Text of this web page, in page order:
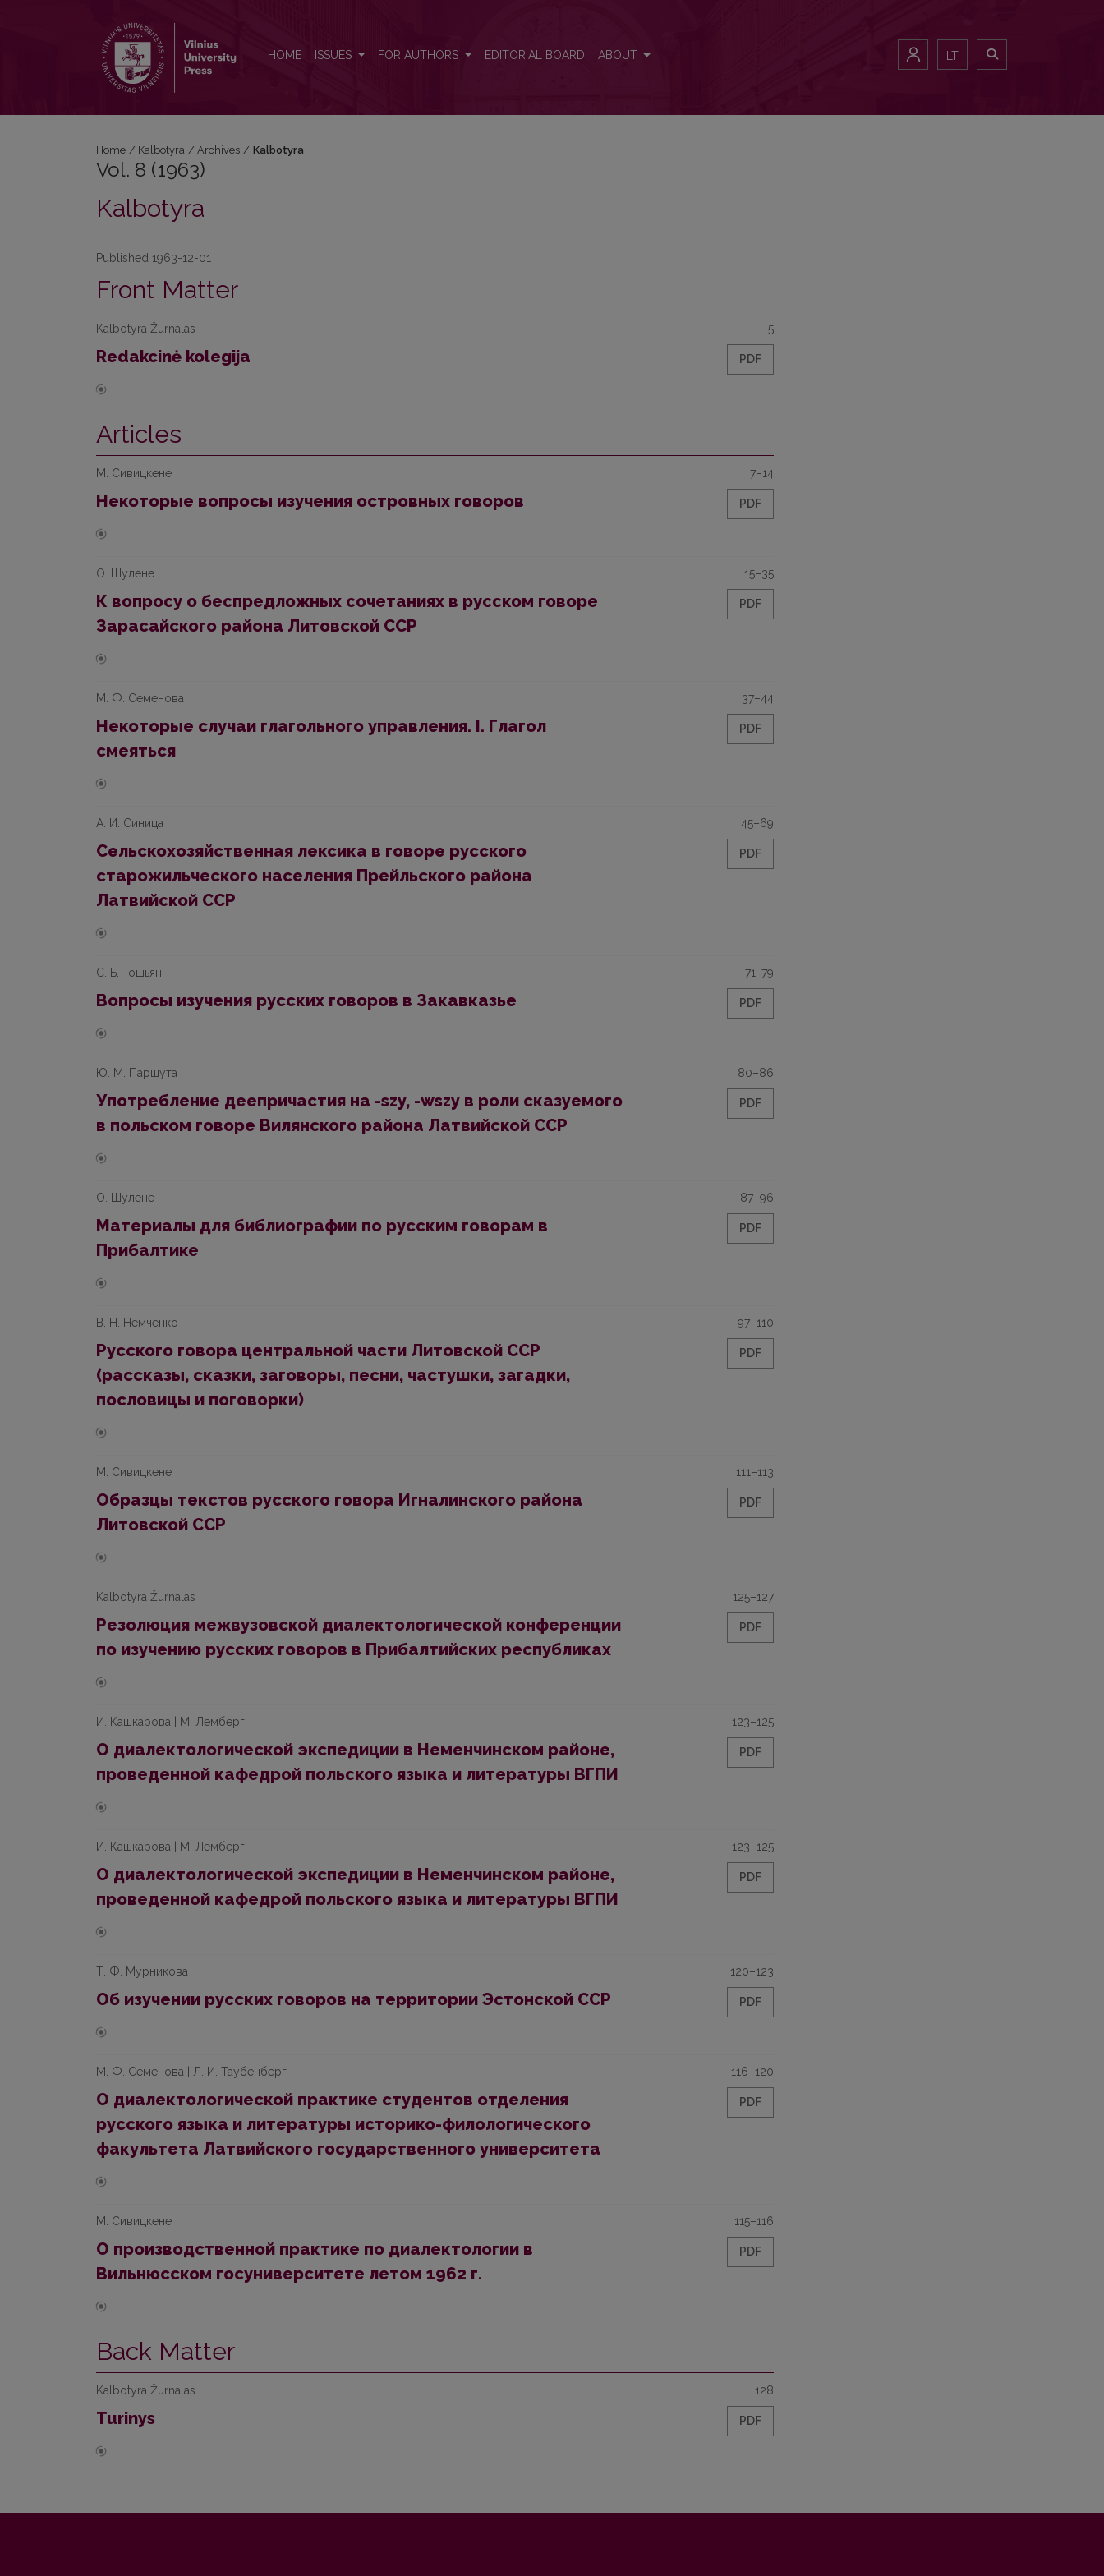
HOME ISSUES FOR AUTHORS EDITORIAL BOARD ABOUT LT
Home / Kalbotyra / Archives / Kalbotyra
Vol. 8 (1963)
Kalbotyra
Published 1963-12-01
Front Matter
Kalbotyra Žurnalas
Redakcinė kolegija
5
PDF
Articles
М. Сивицкене
Некоторые вопросы изучения островных говоров
7–14
PDF
О. Шулене
К вопросу о беспредложных сочетаниях в русском говоре
Зарасайского района Литовской ССР
15–35
PDF
М. Ф. Семенова
Некоторые случаи глагольного управления. I. Глагол
смеяться
37–44
PDF
А. И. Синица
Сельскохозяйственная лексика в говоре русского
старожильческого населения Прейльского района
Латвийской ССР
45–69
PDF
С. Б. Тошьян
Вопросы изучения русских говоров в Закавказье
71–79
PDF
Ю. М. Паршута
Употребление деепричастия на -szy, -wszy в роли cкaзyeмoгo
в польском говоре Вилянского района Латвийской ССР
80–86
PDF
О. Шулене
Материалы для библиографии по русским говорам в
Прибалтике
87–96
PDF
В. Н. Немченко
Русского говора центральной части Литовской ССР
(рассказы, сказки, заговоры, песни, частушки, загадки,
пословицы и поговорки)
97–110
PDF
М. Сивицкене
Образцы тeкcтoв pyccкoгo говора Игналинского района
Литовской CCP
111–113
PDF
Kalbotyra Žurnalas
Резолюция межвузовской диалектологической конференции
по изучению русских говоров в Прибалтийских республиках
125–127
PDF
И. Кашкарова | М. Лемберг
О диалектологической экспедиции в Неменчинском районе,
проведенной кафедрой польского языка и литературы ВГПИ
123–125
PDF
И. Кашкарова | М. Лемберг
О диалектологической экспедиции в Неменчинском районе,
проведенной кафедрой польского языка и литературы ВГПИ
123–125
PDF
Т. Ф. Мурникова
Об изучении русских говоров на территории Эстонской ССР
120–123
PDF
М. Ф. Семенова | Л. И. Таубенберг
О диалектологической практике студентов отделения
русского языка и литературы историко-филологического
факультета Латвийского государственного университета
116–120
PDF
М. Сивицкене
О производственной практике по диалектологии в
Вильнюсском госуниверситете летом 1962 г.
115–116
PDF
Back Matter
Kalbotyra Žurnalas
Turinys
128
PDF